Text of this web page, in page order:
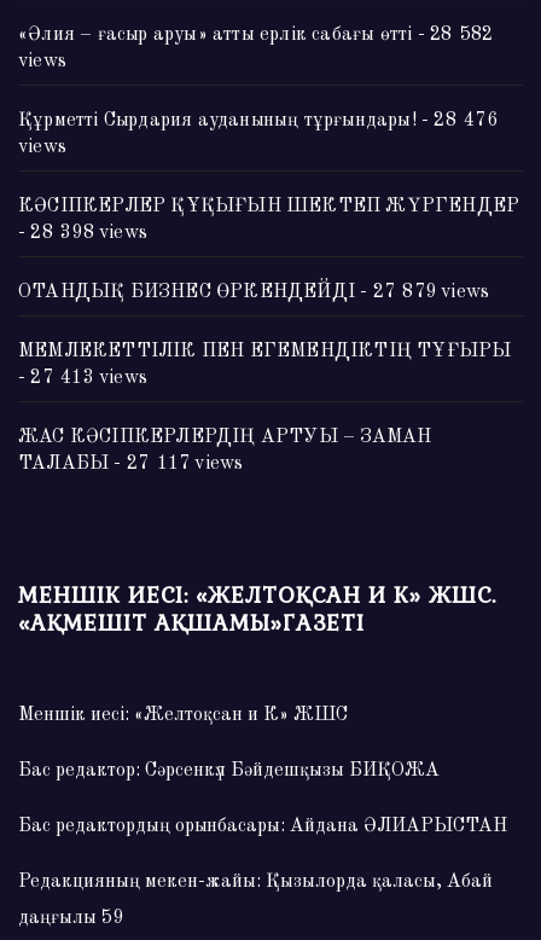
«Әлия – ғасыр аруы» атты ерлік сабағы өтті - 28 582
views
Құрметті Сырдария ауданының тұрғындары!- 28 476
views
КӘСІПКЕРЛЕР ҚҰҚЫҒЫН ШЕКТЕП ЖҮРГЕНДЕР
- 28 398 views
ОТАНДЫҚ БИЗНЕС ӨРКЕНДЕЙДІ - 27 879 views
МЕМЛЕКЕТТІЛІК ПЕН ЕГЕМЕНДІКТІҢ ТҰҒЫРЫ
- 27 413 views
ЖАС КӘСІПКЕРЛЕРДІҢ АРТУЫ – ЗАМАН
ТАЛАБЫ - 27 117 views
МЕНШІК ИЕСІ: «ЖЕЛТОҚСАН И К» ЖШС.
«АҚМЕШІТ АҚШАМЫ»ГАЗЕТІ
Меншік иесі: «Желтоқсан и К» ЖШС
Бас редактор: Сәрсенкүл Бәйдешқызы БИҚОЖА
Бас редактордың орынбасары: Айдана ӘЛИАРЫСТАН
Редакцияның мекен-жайы: Қызылорда қаласы, Абай
даңғылы 59